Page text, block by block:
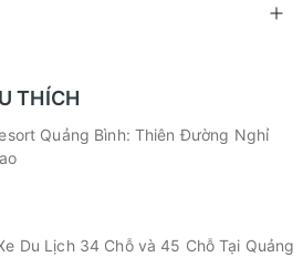
THÍCH
Quảng Bình: Thiên Đường Nghỉ
Du Lịch 34 Chỗ và 45 Chỗ Tại Quảng